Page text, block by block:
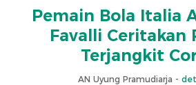
Pemain Bola Italia
Favalli Ceritakan
Terjangkit
AN Uyung Pramudiarja -